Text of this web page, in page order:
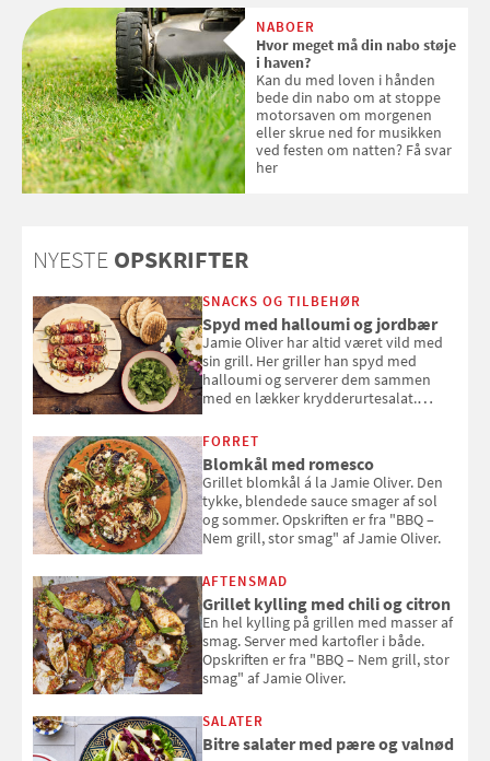
med SPF kan erstatte
solcreme, når man bevæger
sig ud i solen
NABOER
Hvor meget må din nabo støje
i haven?
Kan du med loven i hånden
bede din nabo om at stoppe
motorsaven om morgenen
eller skrue ned for musikken
ved festen om natten? Få svar
her
NYESTE OPSKRIFTER
SNACKS OG TILBEHØR
Spyd med halloumi og jordbær
Jamie Oliver har altid været vild med
sin grill. Her griller han spyd med
halloumi og serverer dem sammen
med en lækker krydderurtesalat.
smag" af Jamie Oliver.
FORRET
Blomkål med romesco
Grillet blomkål á la Jamie Oliver. Den
tykke, blendede sauce smager af sol
og sommer. Opskriften er fra "BBQ –
Nem grill, stor smag" af Jamie Oliver.
AFTENSMAD
Grillet kylling med chili og citron
En hel kylling på grillen med masser af
smag. Server med kartofler i både.
Opskriften er fra "BBQ – Nem grill, stor
smag" af Jamie Oliver.
SALATER
Bitre salater med pære og valnød